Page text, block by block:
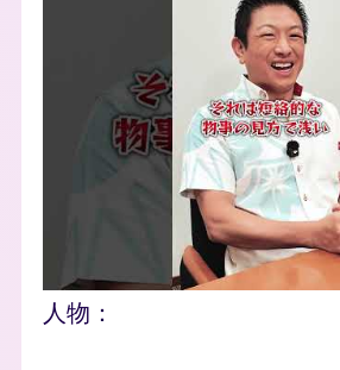
人物：